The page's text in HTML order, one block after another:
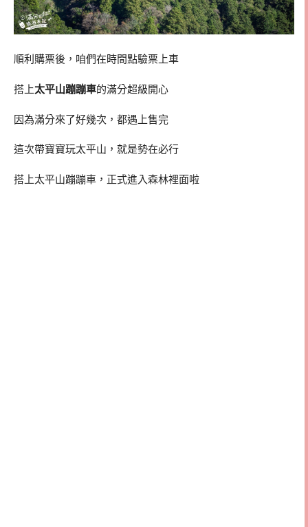
順利購票後，咱們在時間點驗票上車
搭上太平山蹦蹦車的滿分超級開心
因為滿分來了好幾次，都遇上售完
這次帶寶寶玩太平山，就是勢在必行
搭上太平山蹦蹦車，正式進入森林裡面啦